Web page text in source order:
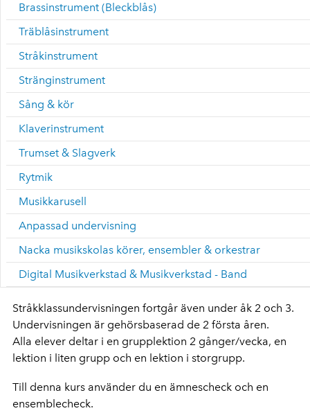
Brassinstrument (Bleckblås)
Träblåsinstrument
Stråkinstrument
Stränginstrument
Sång & kör
Klaverinstrument
Trumset & Slagverk
Rytmik
Musikkarusell
Anpassad undervisning
Nacka musikskolas körer, ensembler & orkestrar
Digital Musikverkstad & Musikverkstad - Band
Stråkklassundervisningen fortgår även under åk 2 och 3.
Undervisningen är gehörsbaserad de 2 första åren.
Alla elever deltar i en grupplektion 2 gånger/vecka, en
lektion i liten grupp och en lektion i storgrupp.
Till denna kurs använder du en ämnescheck och en
ensemblecheck.